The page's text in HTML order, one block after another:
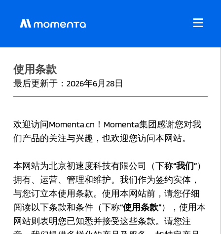
使用条款
最后更新于：2026年6月28日
欢迎访问Momenta.cn！Momenta集团感谢您对我
们产品的关注与兴趣，也欢迎您访问本网站。
本网站为北京初速度科技有限公司（下称“我们”）
拥有、运营、管理和维护。我们作为签约实体，
与您订立本使用条款。使用本网站前，请您仔细
阅读以下条款和条件（下称“使用条款”），使用本
网站则表明您已知悉并接受这些条款。请您注